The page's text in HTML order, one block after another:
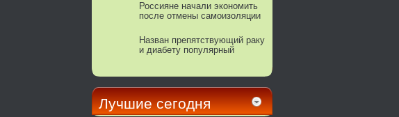
Россияне начали экономить
после отмены самоизоляции
Назван препятствующий раку
и диабету популярный
Лучшие сегодня